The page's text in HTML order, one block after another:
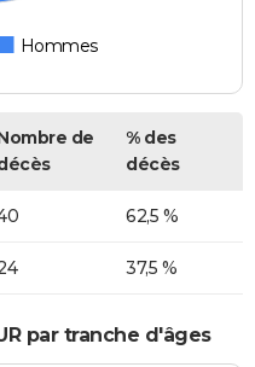
Hommes
de
% des
décès
62,5 %
37,5 %
par tranche d'âges